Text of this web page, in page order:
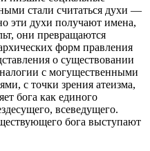
стали считаться духи —
эти духи получают имена,
они превращаются
форм правления
о существовании
с могущественными
с точки зрения атеизма,
бога как единого
всеведущего.
бога выступают